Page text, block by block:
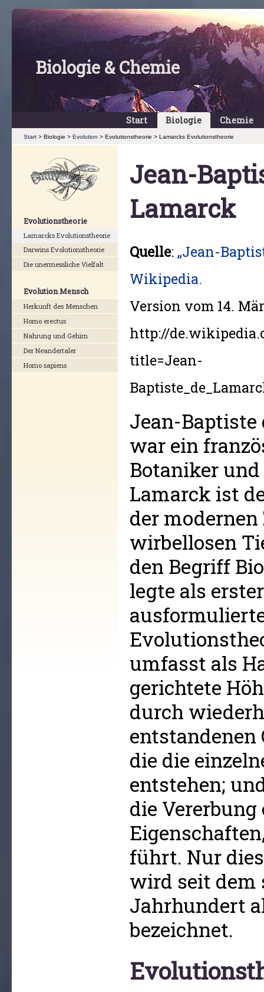
Biologie & Chemie
Start Biologie Chemie
Start > Biologie > Evolution > Evolutionstheorie > Lamarcks Evolutionstheorie
Evolutionstheorie
Lamarcks Evolutionstheorie
Darwins Evolutionstheorie
Die unermessliche Vielfalt
Evolution Mensch
Herkunft des Menschen
Homo erectus
Nahrung und Gehirn
Der Neandertaler
Homo sapiens
Jean-
Lamarck
Quelle: „Jean-
Wikipedia.
Version vom 14.
http://
title=Jean-
Jean-Baptiste
war ein
Botaniker und
Lamarck ist
der modernen
wirbellosen
den Begriff
legte als
umfasst als
gerichtete
durch
entstandenen
die die
entstehen;
die
führt. Nur
wird seit dem
Jahrhundert
bezeichnet.